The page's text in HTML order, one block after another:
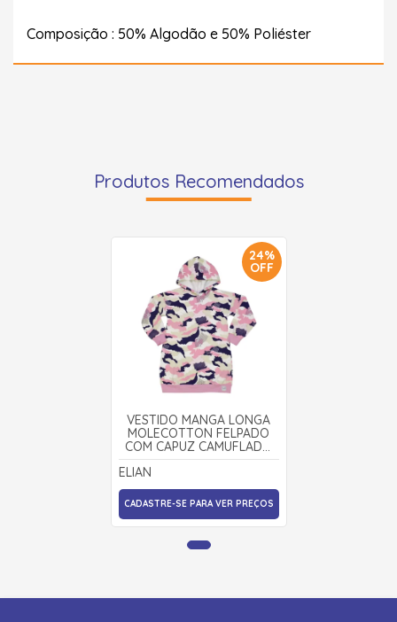
Composição : 50% Algodão e 50% Poliéster
Produtos Recomendados
24%
OFF
VESTIDO MANGA LONGA
MOLECOTTON FELPADO
COM CAPUZ CAMUFLADO
251648 - ELIAN
ELIAN
CADASTRE-SE PARA VER PREÇOS